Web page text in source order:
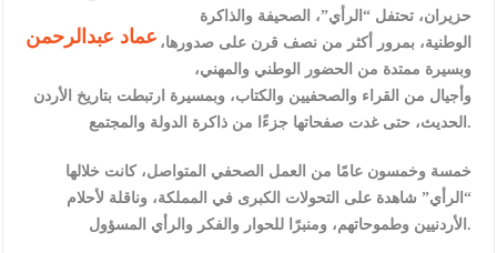
عماد عبدالرحمن
حزيران، تحتفل “الرأي”، الصحيفة والذاكرة
الوطنية، بمرور أكثر من نصف قرن على صدورها،
وبسيرة ممتدة من الحضور الوطني والمهني،
وأجيال من القراء والصحفيين والكتاب، وبمسيرة ارتبطت بتاريخ الأردن
الحديث، حتى غدت صفحاتها جزءًا من ذاكرة الدولة والمجتمع.
خمسة وخمسون عامًا من العمل الصحفي المتواصل، كانت خلالها
“الرأي” شاهدة على التحولات الكبرى في المملكة، وناقلة لأحلام
الأردنيين وطموحاتهم، ومنبرًا للحوار والفكر والرأي المسؤول.